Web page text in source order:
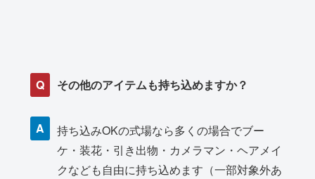
Q その他のアイテムも持ち込めますか？
A
持ち込みOKの式場なら多くの場合でブー
ケ・装花・引き出物・カメラマン・ヘアメイ
クなども自由に持ち込めます（一部対象外あ